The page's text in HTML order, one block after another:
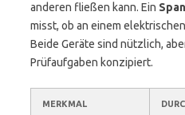
anderen fließen kann. Ein
misst, ob an einem
Beide Geräte sind nützlich,
Prüfaufgaben konzipiert.
MERKMAL